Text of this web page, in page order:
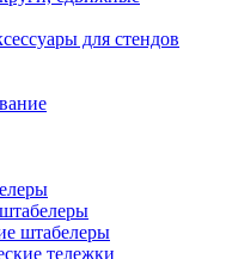
для стендов
штабелеры
тележки